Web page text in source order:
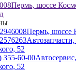
Пермь, шоссе
Пермь, шоссе
52
355-60-00
52